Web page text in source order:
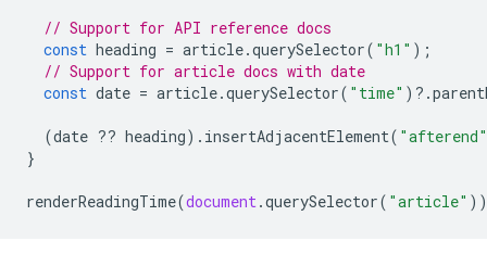
// Support for API reference docs
const heading = article.querySelector( "h1" );
// Support for article docs with date
const date = article.querySelector( "time" ) ? .
(date ?? heading). insertAdjacentElement( "afterend"
}
renderReadingTime(document.querySelector( "article"